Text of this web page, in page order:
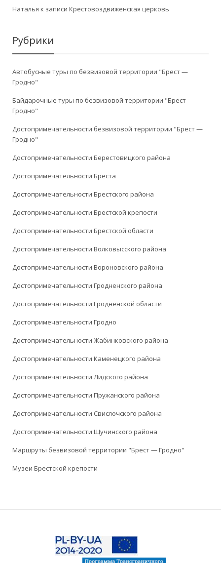
Наталья к записи Крестовоздвиженская церковь
Рубрики
Автобусные туры по безвизовой территории "Брест —
Гродно"
Байдарочные туры по безвизовой территории "Брест —
Гродно"
Достопримечательности безвизовой территории "Брест —
Гродно"
Достопримечательности Берестовицкого района
Достопримечательности Бреста
Достопримечательности Брестского района
Достопримечательности Брестской крепости
Достопримечательности Брестской области
Достопримечательности Волковысского района
Достопримечательности Вороновского района
Достопримечательности Гродненского района
Достопримечательности Гродненской области
Достопримечательности Гродно
Достопримечательности Жабинковского района
Достопримечательности Каменецкого района
Достопримечательности Лидского района
Достопримечательности Пружанского района
Достопримечательности Свислочского района
Достопримечательности Щучинского района
Маршруты безвизовой территории "Брест — Гродно"
Музеи Брестской крепости